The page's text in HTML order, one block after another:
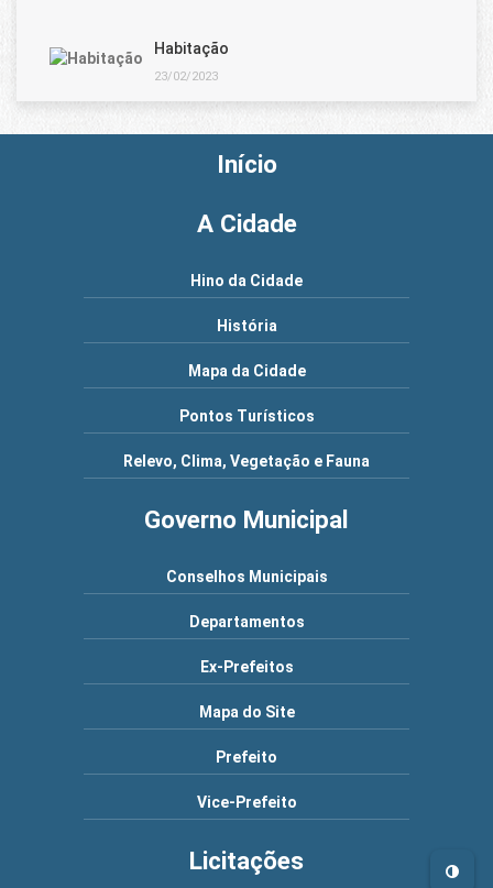
Habitação
23/02/2023
Início
A Cidade
Hino da Cidade
História
Mapa da Cidade
Pontos Turísticos
Relevo, Clima, Vegetação e Fauna
Governo Municipal
Conselhos Municipais
Departamentos
Ex-Prefeitos
Mapa do Site
Prefeito
Vice-Prefeito
Licitações